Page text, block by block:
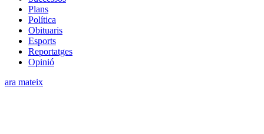
Plans
Política
Obituaris
Esports
Reportatges
Opinió
ara mateix